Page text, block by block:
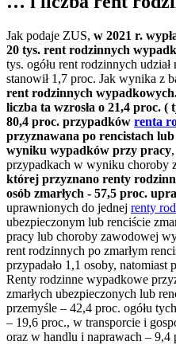
Jak podaje ZUS, w 2021 r.
20 tys. rent rodzinnych
tys. ogółu rent rodzinnych
stanowił 1,7 proc. Jak wynika z
rent rodzinnych
liczba ta wzrosła o 21,4 proc.
80,4 proc. przypadków renta
przyznawana po rencistach
wyniku wypadków przy pracy
przypadkach w wyniku choroby
której przyznano renty
osób zmarłych - 57,5 proc.
uprawnionych do jednej renty
ubezpieczonym lub renciście
pracy lub choroby zawodowej
rent rodzinnych po zmarłym
przypadało 1,1 osoby, natomiast
Renty rodzinne wypadkowe
zmarłych ubezpieczonych lub
przemyśle – 42,4 proc. ogółu
– 19,6 proc., w transporcie i
oraz w handlu i naprawach – 9,4